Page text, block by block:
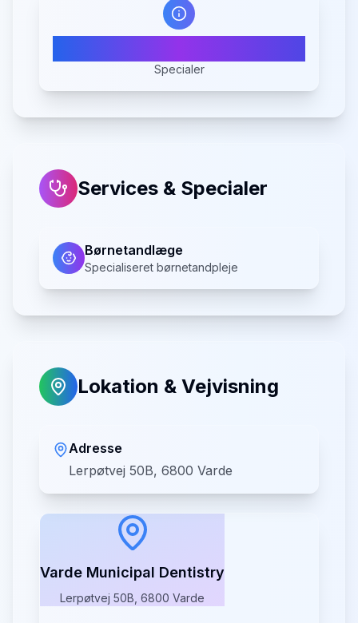
Specialer
Services & Specialer
Børnetandlæge
Specialiseret børnetandpleje
Lokation & Vejvisning
Adresse
Lerpøtvej 50B, 6800 Varde
Varde Municipal Dentistry
Lerpøtvej 50B, 6800 Varde